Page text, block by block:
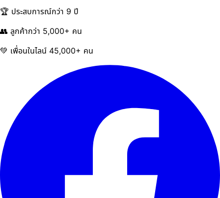
🏆 ประสบการณ์กว่า 9 ปี
👥 ลูกค้ากว่า 5,000+ คน
💚 เพื่อนในไลน์ 45,000+ คน